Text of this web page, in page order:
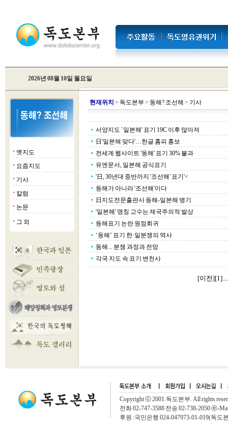
2026년 08월 10일 월요일
■ 옛지도
■ 요즘지도
■ 기사
■ 칼럼
■ 논문
■ 그 외
현재위치 > 독도본부 > 동해? 조선해 > 기사
서양지도 `일본해' 표기 19C 이후 많아져
日'일본해 맞다'…한글 홈피 홍보
전세계 웹사이트 '동해' 표기 30% 불과
유엔문서, 일본해 공식표기
'日, 30년대 중반까지 '조선해' 표기'<
동해가 아니라 '조선해'이다
日지도전문출판사 동해-일본해 병기
'일본해' 명칭 고수는 제국주의적 발상
동해표기 논란 원점회귀
‘동해’ 표기 한·일분쟁의 역사
동해... 분쟁 과정과 전망
각국 지도 속 표기 변천사
[이전][1
Copyright ⓒ 2001.독도본부. All rights
전화 02-747-3588 전송 02-738-2050 ⓔ-
후원 :국민은행 024-047973-01-019(독도